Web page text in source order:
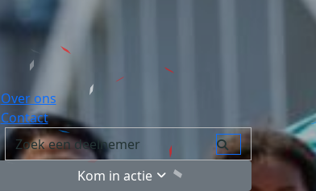
Over ons
Contact
Kom in actie